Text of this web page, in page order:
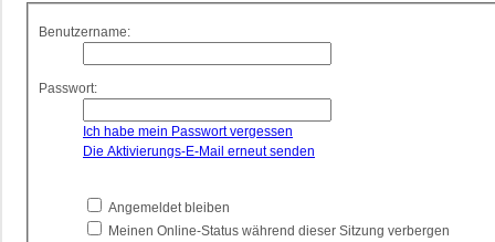
Benutzername:
Passwort:
Ich habe mein Passwort vergessen
Die Aktivierungs-E-Mail erneut senden
Angemeldet bleiben
Meinen Online-Status während dieser Sitzung verbergen